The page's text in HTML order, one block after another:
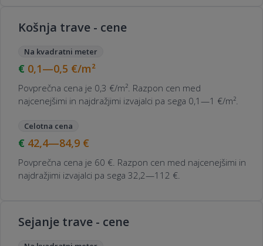
Košnja trave - cene
Na kvadratni meter
0,1—0,5 €/m²
Povprečna cena je 0,3 €/m². Razpon cen med
najcenejšimi in najdražjimi izvajalci pa sega 0,1—1 €/m².
Celotna cena
42,4—84,9 €
Povprečna cena je 60 €. Razpon cen med najcenejšimi in
najdražjimi izvajalci pa sega 32,2—112 €.
Sejanje trave - cene